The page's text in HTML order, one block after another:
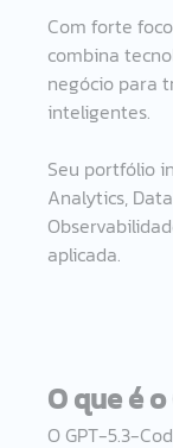
Com forte
combina
negócio para
inteligentes.
Seu portfólio
Analytics,
aplicada.
O que é
O GPT-5.3-